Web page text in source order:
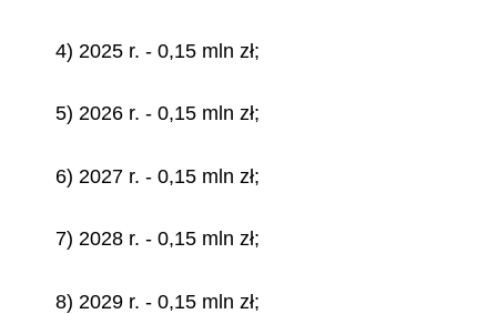
4) 2025 r. - 0,15 mln zł;
5) 2026 r. - 0,15 mln zł;
6) 2027 r. - 0,15 mln zł;
7) 2028 r. - 0,15 mln zł;
8) 2029 r. - 0,15 mln zł;